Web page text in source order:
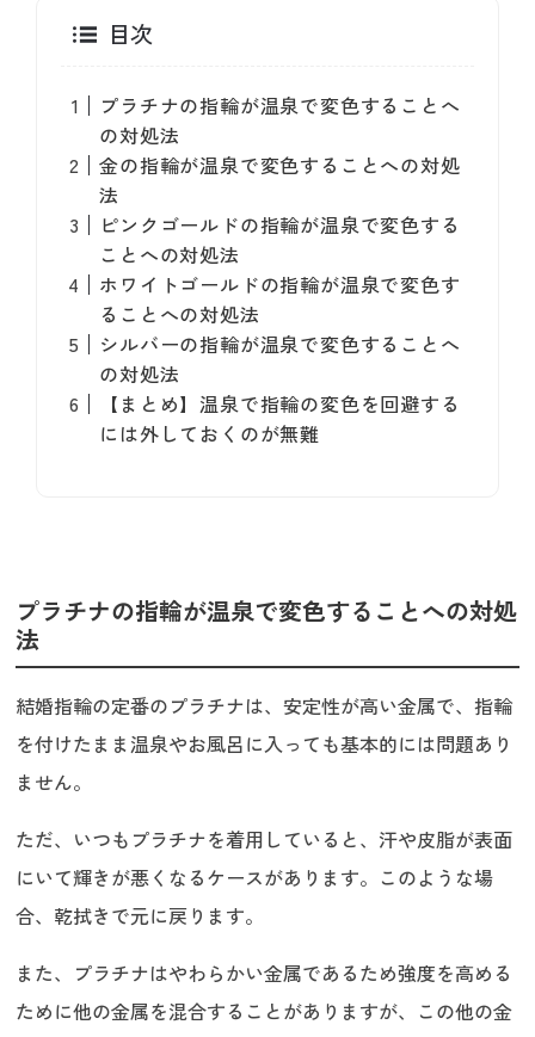
目次
プラチナの指輪が温泉で変色することへ
の対処法
金の指輪が温泉で変色することへの対処
法
ピンクゴールドの指輪が温泉で変色する
ことへの対処法
ホワイトゴールドの指輪が温泉で変色す
ることへの対処法
シルバーの指輪が温泉で変色することへ
の対処法
【まとめ】温泉で指輪の変色を回避する
には外しておくのが無難
プラチナの指輪が温泉で変色することへの対処
法
結婚指輪の定番のプラチナは、安定性が高い金属で、指輪
を付けたまま温泉やお風呂に入っても基本的には問題あり
ません。
ただ、いつもプラチナを着用していると、汗や皮脂が表面
にいて輝きが悪くなるケースがあります。このような場
合、乾拭きで元に戻ります。
また、プラチナはやわらかい金属であるため強度を高める
ために他の金属を混合することがありますが、この他の金